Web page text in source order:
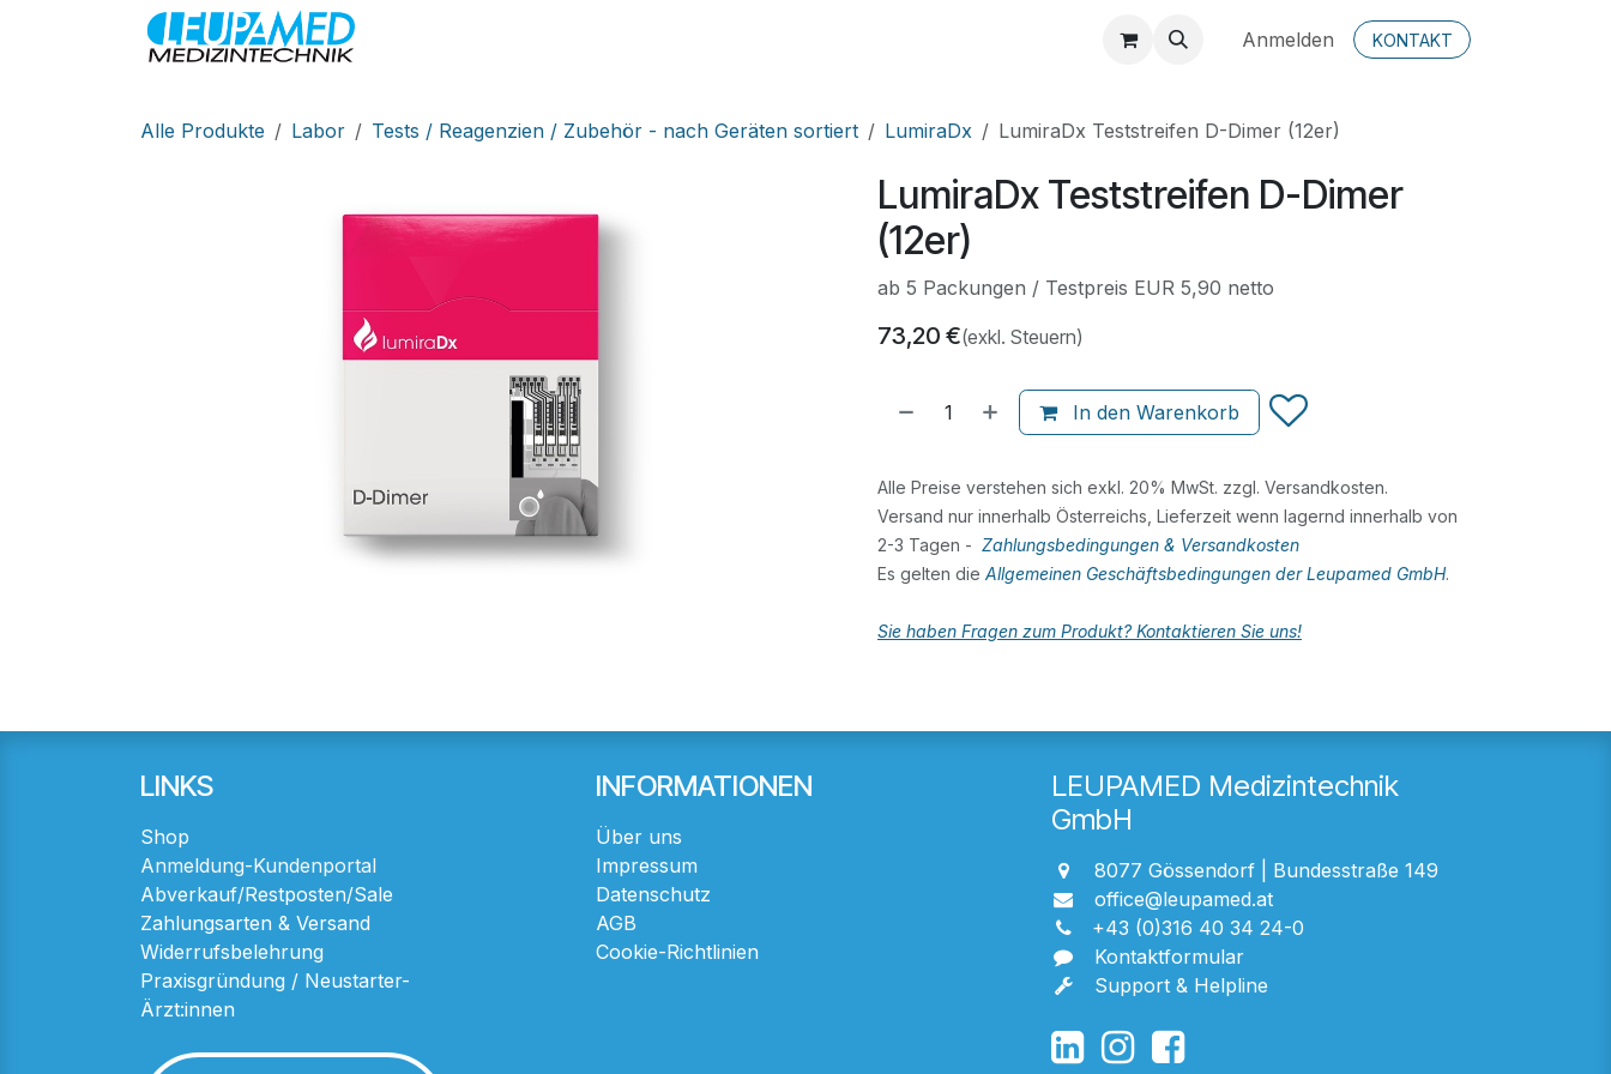
Zum Inhalt springen
Anmelden KONTAKT
Alle Produkte Labor Tests / Reagenzien / Zubehör - nach Geräten sortiert LumiraDx LumiraDx Teststreifen D-Dimer (12er)
LumiraDx Teststreifen D-Dimer
(12er)
ab 5 Packungen / Testpreis EUR 5,90 netto
73,20 €(exkl. Steuern)
In den Warenkorb
Alle Preise verstehen sich exkl. 20% MwSt. zzgl. Versandkosten.
Versand nur innerhalb Österreichs, Lieferzeit wenn lagernd innerhalb von
2-3 Tagen - Zahlungsbedingungen & Versandkosten
Es gelten die Allgemeinen Geschäftsbedingungen der Leupamed GmbH.
Sie haben Fragen zum Produkt? Kontaktieren Sie uns!
LINKS
Shop
Anmeldung-Kundenportal
Abverkauf/Restposten/Sale
Zahlungsarten & Versand
Widerrufsbelehrung
Praxisgründung / Neustarter-
Ärzt:innen
INFORMATIONEN
Über uns
Impressum
Datenschutz
AGB
Cookie-Richtlinien
LEUPAMED Medizintechnik
GmbH
8077 Gössendorf | Bundesstraße 149
office@leupamed.at
+43 (0)316 40 34 24-0
Kontaktformular
Support & Helpline